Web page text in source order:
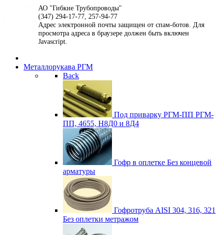
АО "Гибкие Трубопроводы"
(347) 294-17-77, 257-94-77
Адрес электронной почты защищен от спам-ботов. Для
просмотра адреса в браузере должен быть включен
Javascript.
Металлорукава РГМ
Back
Под приварку РГМ-ПП РГМ-
ПП, 4655, Н8Д0 и 8Д4
Гофр в оплетке Без концевой
арматуры
Гофротруба AISI 304, 316, 321
Без оплетки метражом